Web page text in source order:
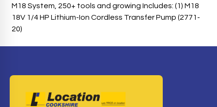
M18 System, 250+ tools and growing Includes: (1) M18
18V 1/4 HP Lithium-Ion Cordless Transfer Pump (2771-
20)